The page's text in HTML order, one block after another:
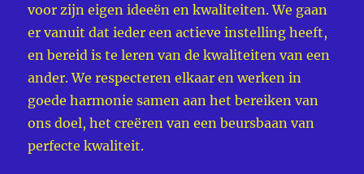
voor zijn eigen ideeën en kwaliteiten. We gaan
er vanuit dat ieder een actieve instelling heeft,
en bereid is te leren van de kwaliteiten van een
ander. We respecteren elkaar en werken in
goede harmonie samen aan het bereiken van
ons doel, het creëren van een beursbaan van
perfecte kwaliteit.